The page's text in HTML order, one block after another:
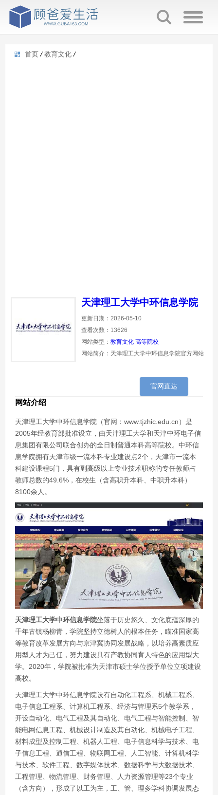
首页 / 教育文化 /
天津理工大学中环信息学院
更新日期：2026-05-10
查看次数：13626
网站类型：教育文化 高等院校
网站简介：天津理工大学中环信息学院官方网站
官网直达
网站介绍
天津理工大学中环信息学院（官网：www.tjzhic.edu.cn）是
2005年经教育部批准设立，由天津理工大学和天津中环电子信
息集团有限公司联合创办的全日制普通本科高等院校。中环信
息学院拥有天津市级一流本科专业建设点2个，天津市一流本
科建设课程5门，具有副高级以上专业技术职称的专任教师占
教师总数的49.6%，在校生（含高职升本科、中职升本科）
8100余人。
天津理工大学中环信息学院坐落于历史悠久、文化底蕴深厚的
千年古镇杨柳青，学院坚持立德树人的根本任务，瞄准国家高
等教育改革发展方向与京津冀协同发展战略，以培养高素质应
用型人才为己任，努力建设具有产教协同育人特色的应用型大
学。2020年，学院被批准为天津市硕士学位授予单位立项建设
高校。
天津理工大学中环信息学院设有自动化工程系、机械工程系、
电子信息工程系、计算机工程系、经济与管理系5个教学系，
开设自动化、电气工程及其自动化、电气工程与智能控制、智
能电网信息工程、机械设计制造及其自动化、机械电子工程、
材料成型及控制工程、机器人工程、电子信息科学与技术、电
子信息工程、通信工程、物联网工程、人工智能、计算机科学
与技术、软件工程、数字媒体技术、数据科学与大数据技术、
工程管理、物流管理、财务管理、人力资源管理等23个专业
（含方向），形成了以工为主，工、管、理多学科协调发展态